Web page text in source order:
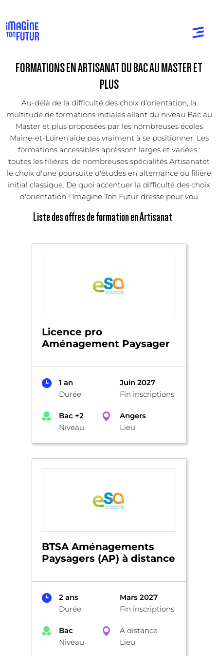
FORMATIONS EN ARTISANAT DU BAC AU MASTER ET
PLUS
Au-delà de la difficulté des choix d'orientation, la
multitude de formations initiales allant du niveau Bac au
Master et plus proposées par les nombreuses écoles
Maine-et-Loiren'aide pas vraiment à se positionner. Les
formations accessibles aprèssont larges et variées :
toutes les filières, de nombreuses spécialités Artisanatet
le choix d'une poursuite d'études en alternance ou filière
initial classique. De quoi accentuer la difficulté des choix
d'orientation ! Imagine Ton Futur dresse pour vou
Liste des offres de formation en Artisanat
Licence pro
Aménagement Paysager
1 an
Durée
Juin 2027
Fin inscriptions
Bac +2
Niveau
Angers
Lieu
BTSA Aménagements
Paysagers (AP) à distance
2 ans
Durée
Mars 2027
Fin inscriptions
Bac
Niveau
A distance
Lieu